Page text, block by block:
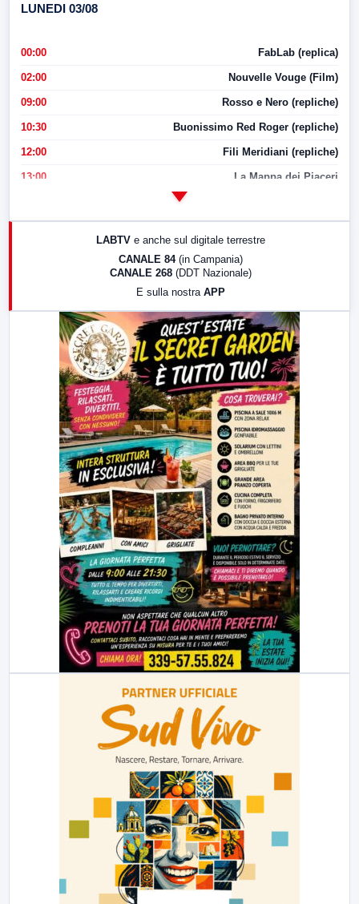
LUNEDI 03/08
00:00 FabLab (replica)
02:00 Nouvelle Vouge (Film)
09:00 Rosso e Nero (repliche)
10:30 Buonissimo Red Roger (repliche)
12:00 Fili Meridiani (repliche)
13:00 La Mappa dei Piaceri
LabNews (replica)
LABTV e anche sul digitale terrestre
CANALE 84 (in Campania)
CANALE 268 (DDT Nazionale)
E sulla nostra APP